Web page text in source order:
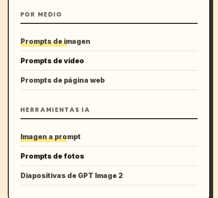
POR MEDIO
Prompts de imagen
Prompts de vídeo
Prompts de página web
HERRAMIENTAS IA
Imagen a prompt
Prompts de fotos
Diapositivas de GPT Image 2